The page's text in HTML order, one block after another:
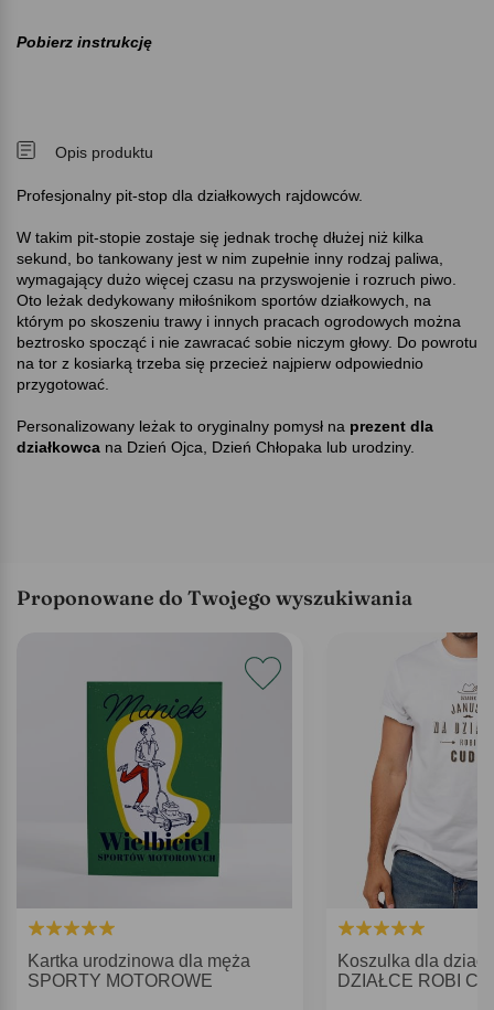
Pobierz instrukcję
Opis produktu
Profesjonalny pit-stop dla działkowych rajdowców.
W takim pit-stopie zostaje się jednak trochę dłużej niż kilka
sekund, bo tankowany jest w nim zupełnie inny rodzaj paliwa,
wymagający dużo więcej czasu na przyswojenie i rozruch piwo.
Oto leżak dedykowany miłośnikom sportów działkowych, na
którym po skoszeniu trawy i innych pracach ogrodowych można
beztrosko spocząć i nie zawracać sobie niczym głowy. Do powrotu
na tor z kosiarką trzeba się przecież najpierw odpowiednio
przygotować.
Personalizowany leżak to oryginalny pomysł na prezent dla
działkowca na Dzień Ojca, Dzień Chłopaka lub urodziny.
Proponowane do Twojego wyszukiwania
Kartka urodzinowa dla męża
SPORTY MOTOROWE
Koszulka dla
DZIAŁCE ROBI